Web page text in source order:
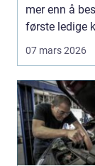
mer enn å
første ledige
07 mars 2026